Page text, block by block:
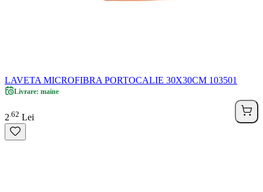
LAVETA MICROFIBRA PORTOCALIE 30X30CM 103501
Livrare: maine
2 62 Lei